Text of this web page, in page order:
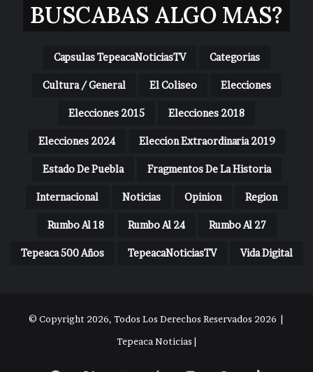
BUSCABAS ALGO MAS?
Capsulas TepeacaNoticiasTV Categorias
Cultura / General El Coliseo Elecciones
Elecciones 2015 Elecciones 2018
Elecciones 2024 Eleccion Extraordinaria 2019
Estado De Puebla Fragmentos De La Historia
Internacional Noticias Opinion Region
Rumbo Al 18 Rumbo Al 24 Rumbo Al 27
Tepeaca 500 Años TepeacaNoticiasTV Vida Digital
© Copyright 2026, Todos Los Derechos Reservados 2026 |
Tepeaca Noticias |